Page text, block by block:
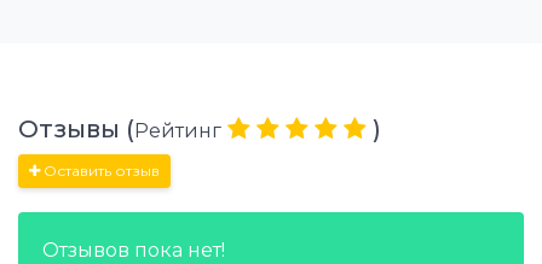
Отзывы ( Рейтинг )
Оставить отзыв
Отзывов пока нет!